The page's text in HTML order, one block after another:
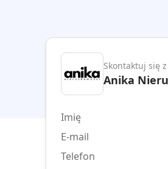
Skontaktuj się z
Anika